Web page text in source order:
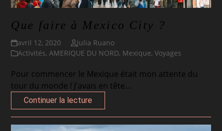
Que faire à Mexico City ?
avril 12, 2020
Julia Ruano
Activités,AMERIQUE DU NORD, Mexique,Voyages
Pour commencer le Mexique était mon attente du
tour du monde ! J'avais en tête…
Continuer la lecture